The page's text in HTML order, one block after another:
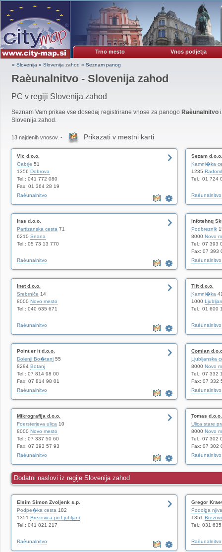
Trno mesto Vnos podjetja
» Slovenija » Slovenija zahod » Seznam panog
Raèunalnitvo - Slovenija zahod
PC v regiji Slovenija zahod
Seznam Vam prikae vse dosedaj registrirane vnose za panogo Raèunalnitvo
Slovenija zahod.
13 najdenih vnosov. - Prikazati v mestni karti
Vic d.o.o.
Gabrje 51
1356 Dobrova
Tel.: 041 772 080
Fax: 01 364 28 19
Raèunalnitvo
Sezam d.o.o.
Kamni�ka
1235
Tel.: 01 724
Raèunalnitvo
Iras d.o.o.
Partizanska cesta 71
6210 Seana
Tel.: 05 73 13 770
Raèunalnitvo
Infotehnq
Podbreznik
8000 Novo
Tel.: 07 393
Fax: 07 393
Raèunalnitvo
Inet d.o.o.
Srebrniče 14
8000 Novo mesto
Tel.: 040 635 671
Raèunalnitvo
Tift d.o.o.
Kamni�ka
1000
Tel.: 01 600
Raèunalnitvo
Point.er it d.o.o.
Dolenji Bo�tanj 55
8294 Botanj
Tel.: 07 814 98 00
Fax: 07 814 98 01
Raèunalnitvo
Comlan
Ljubljanska
8000 Novo
Tel.: 07 332
Fax: 07 332
Raèunalnitvo
Mikrografija d.o.o.
Foersterjeva ulica 10
8000 Novo mesto
Tel.: 07 337 50 60
Fax: 07 393 57 93
Raèunalnitvo
Tomas d.o.o.
Ulica stare
8000 Novo
Tel.: 07 302
Fax: 07 302
Raèunalnitvo
Dodatni naslovi iz regije Slovenija zahod
Elsim Simon Zvoljenk s.p.
Podpe�ka cesta 182
1351 Brezovica pri Ljubljani
Tel.: 041 821 217
Raèunalnitvo
Gregor
Podolga njiva
1351
Tel.: 031
Raèunalnitvo